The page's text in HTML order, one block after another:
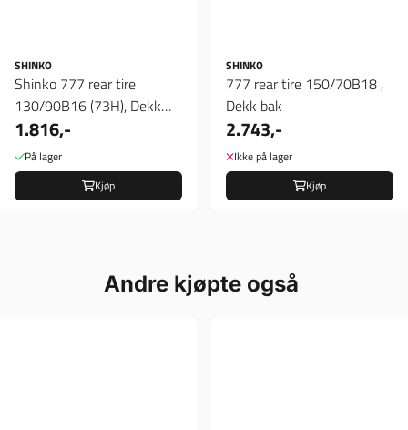
SHINKO
Shinko 777 rear tire
130/90B16 (73H), Dekk
bak
1.816,-
På lager
Kjøp
SHINKO
777 rear tire 150/70B18 ,
Dekk bak
2.743,-
Ikke på lager
Kjøp
Andre kjøpte også